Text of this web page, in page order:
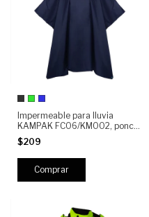
Impermeable para lluvia
KAMPAK FC06/KM002, poncho
resistente multiusos
$209
Comprar